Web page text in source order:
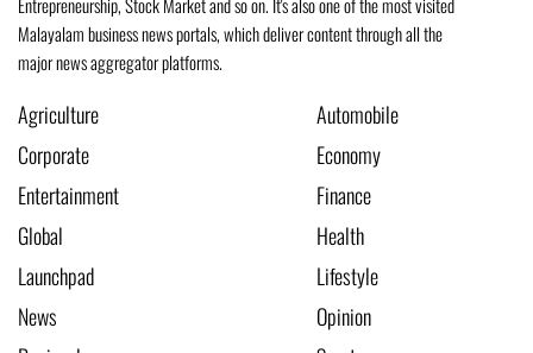
Malayalam business news portals, which deliver content through all the
major news aggregator platforms.
Agriculture
Automobile
Corporate
Economy
Entertainment
Finance
Global
Health
Launchpad
Lifestyle
News
Opinion